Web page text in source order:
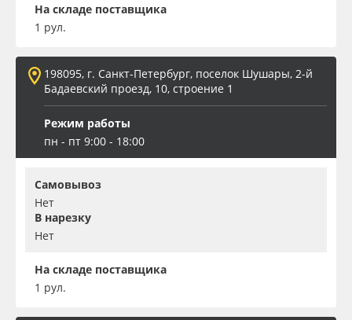
На складе поставщика
1 рул.
198095, г. Санкт-Петербург, поселок Шушары, 2-й
Бадаевский проезд, 10, строение 1
Режим работы
пн - пт 9:00 - 18:00
Самовывоз
Нет
В нарезку
Нет
На складе поставщика
1 рул.